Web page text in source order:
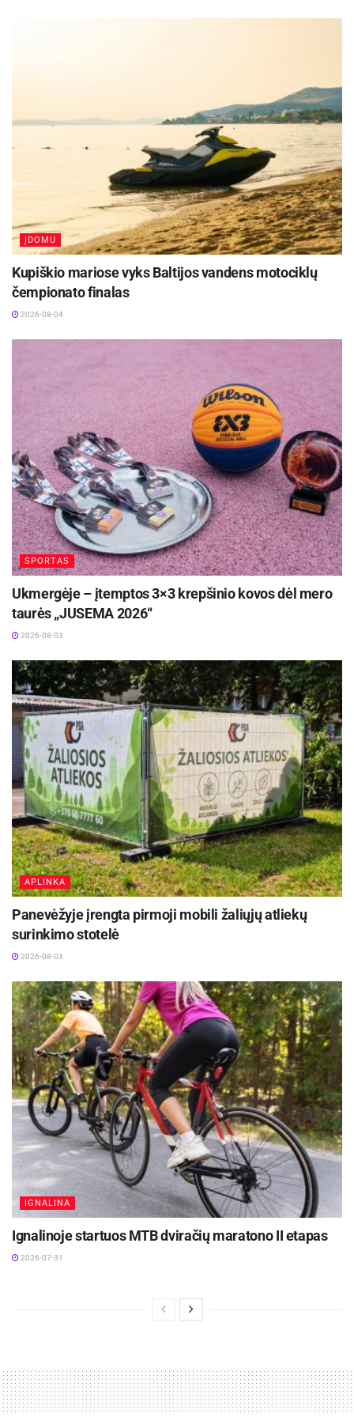
Žymos: A lyga FK „Panevėžys“ Futbolas
ĮDOMU
Kupiškio mariose vyks Baltijos vandens motociklų
čempionato finalas
2026-08-04
SPORTAS
Ukmergėje – įtemptos 3×3 krepšinio kovos dėl mero
taurės „JUSEMA 2026“
2026-08-03
APLINKA
Panevėžyje įrengta pirmoji mobili žaliųjų atliekų
surinkimo stotelė
2026-08-03
IGNALINA
Ignalinoje startuos MTB dviračių maratono II etapas
2026-07-31